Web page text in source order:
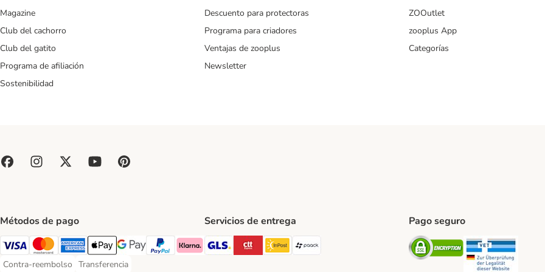
Magazine
Club del cachorro
Club del gatito
Programa de afiliación
Sostenibilidad
Descuento para protectoras
Programa para criadores
Ventajas de zooplus
Newsletter
ZOOutlet
zooplus App
Categorías
Métodos de pago
Visa Payment Method
Mastercard Payment Method
American Express Payment Method
Apple Pay Payment Method
Google Pay Payment Method
PayPal Payment Method
Klarna Payment Method
Contra-reembolso
Contra-reembolso Payment Method
Transferencia
Transferencia Payment Method
Servicios de entrega
GLS Shipping Method
CTTExpress Shipping Method
InPost Shipping Method
Pago seguro
Security